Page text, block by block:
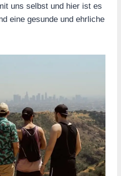
uns selbst und hier ist es
eine gesunde und ehrliche